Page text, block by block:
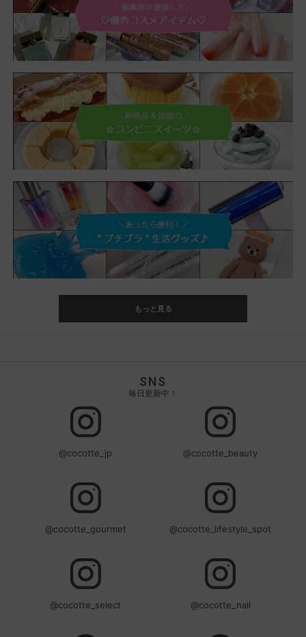
もっと見る
SNS
毎日更新中！
@cocotte_jp @cocotte_beauty
@cocotte_gourmet @cocotte_lifestyle_spot
@cocotte_select @cocotte_nail